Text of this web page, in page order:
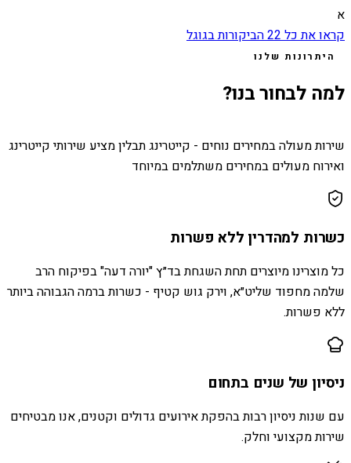
א
קראו את כל22הביקורות בגוגל
היתרונות שלנו
למה לבחור בנו?
שירות מעולה במחירים נוחים - קייטרינג תבלין מציע שירותי קייטרינג
ואירוח מעולים במחירים משתלמים במיוחד
כשרות למהדרין ללא פשרות
כל מוצרינו מיוצרים תחת השגחת בד״ץ "יורה דעה" בפיקוח הרב
שלמה מחפוד שליט״א, וירק גוש קטיף - כשרות ברמה הגבוהה ביותר
ללא פשרות.
ניסיון של שנים בתחום
עם שנות ניסיון רבות בהפקת אירועים גדולים וקטנים, אנו מבטיחים
שירות מקצועי וחלק.